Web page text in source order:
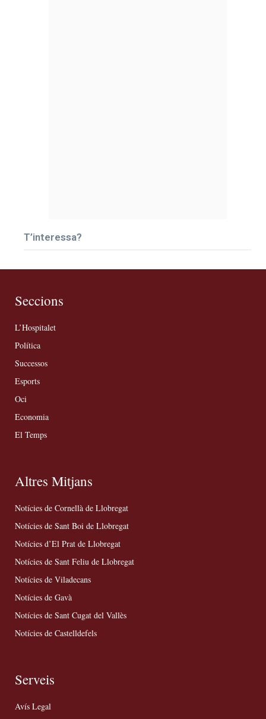
T’interessa?
Seccions
L’Hospitalet
Política
Successos
Esports
Oci
Economia
El Temps
Altres Mitjans
Notícies de Cornellà de Llobregat
Notícies de Sant Boi de Llobregat
Notícies d’El Prat de Llobregat
Notícies de Sant Feliu de Llobregat
Notícies de Viladecans
Notícies de Gavà
Notícies de Sant Cugat del Vallès
Notícies de Castelldefels
Serveis
Avís Legal